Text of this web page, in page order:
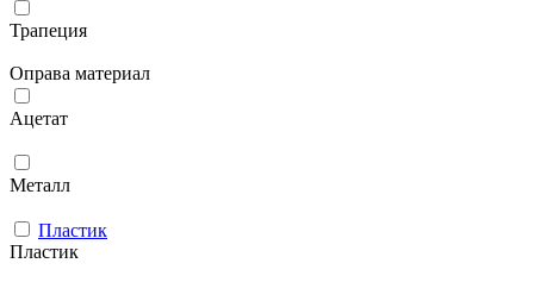
Трапеция
Оправа материал
Ацетат
Металл
Пластик
Пластик